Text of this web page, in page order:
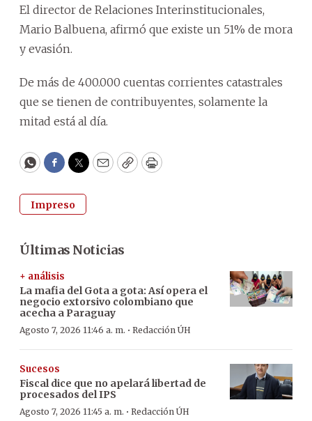
El director de Relaciones Interinstitucionales,
Mario Balbuena, afirmó que existe un 51% de mora
y evasión.
De más de 400.000 cuentas corrientes catastrales
que se tienen de contribuyentes, solamente la
mitad está al día.
WhatsApp
Facebook
Twitter
EmailCopyPrint
Impreso
Últimas Noticias
+ análisis
La mafia del Gota a gota: Así opera el
negocio extorsivo colombiano que
acecha a Paraguay
Agosto 7, 2026 11:46 a. m. · Redacción ÚH
Sucesos
Fiscal dice que no apelará libertad de
procesados del IPS
Agosto 7, 2026 11:45 a. m. · Redacción ÚH